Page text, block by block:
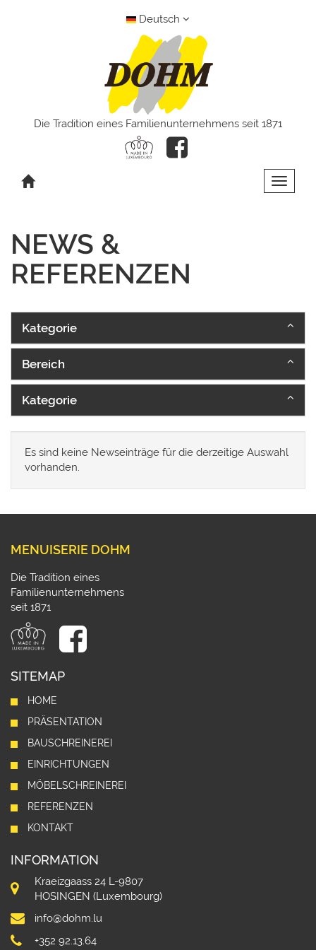
Deutsch
Die Tradition eines Familienunternehmens seit 1871
Toggle
NEWS &
REFERENZEN
Kategorie
Bereich
Kategorie
Es sind keine Newseinträge für die derzeitige Auswahl
vorhanden.
MENUISERIE DOHM
Die Tradition eines
Familienunternehmens
seit 1871
SITEMAP
HOME
PRÄSENTATION
BAUSCHREINEREI
EINRICHTUNGEN
MÖBELSCHREINEREI
REFERENZEN
KONTAKT
INFORMATION
Kraeizgaass 24 L-9807
HOSINGEN (Luxembourg)
info@dohm.lu
+352 92.13.64